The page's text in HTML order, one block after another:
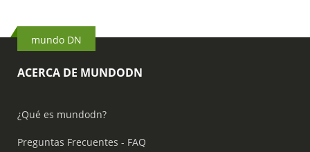
mundo DN
ACERCA DE MUNDODN
¿Qué es mundodn?
Preguntas Frecuentes - FAQ